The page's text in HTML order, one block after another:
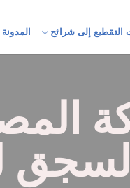
التقطيع إلى شرائح المدونة